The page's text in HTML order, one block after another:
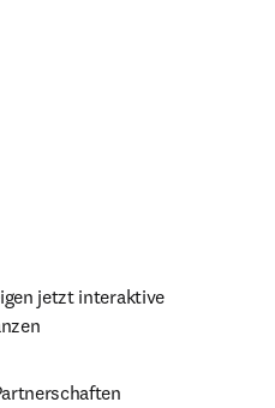
windowjetzt interaktive